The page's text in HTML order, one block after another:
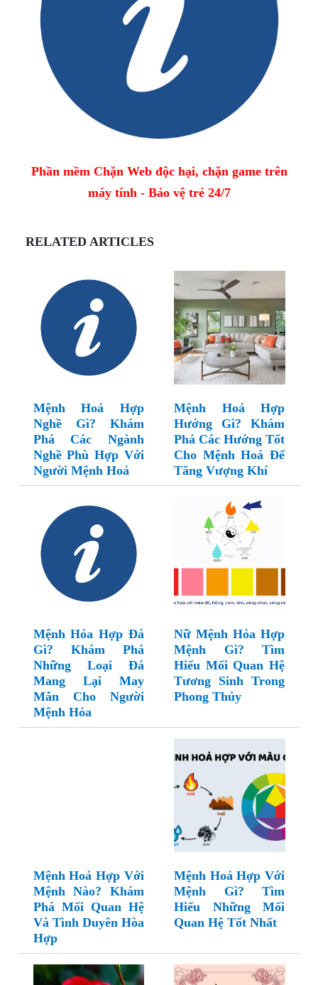
Phần mềm Chặn Web độc hại, chặn game trên
máy tính - Bảo vệ trẻ 24/7
RELATED ARTICLES
Mệnh Hoả Hợp
Nghề Gì? Khám
Phá Các Ngành
Nghề Phù Hợp Với
Người Mệnh Hoả
Mệnh Hoả Hợp
Hướng Gì? Khám
Phá Các Hướng Tốt
Cho Mệnh Hoả Để
Tăng Vượng Khí
Mệnh Hỏa Hợp Đá
Gì? Khám Phá
Những Loại Đá
Mang Lại May
Mắn Cho Người
Mệnh Hỏa
Nữ Mệnh Hỏa Hợp
Mệnh Gì? Tìm
Hiểu Mối Quan Hệ
Tương Sinh Trong
Phong Thủy
Mệnh Hoả Hợp Với
Mệnh Nào? Khám
Phá Mối Quan Hệ
Và Tình Duyên Hòa
Hợp
Mệnh Hoả Hợp Với
Mệnh Gì? Tìm
Hiểu Những Mối
Quan Hệ Tốt Nhất